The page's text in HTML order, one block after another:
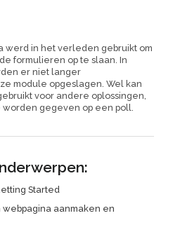
werd in het verleden gebruikt om
formulieren op te slaan. In
er niet langer
module opgeslagen. Wel kan
voor andere oplossingen,
gegeven op een poll.
Started
webpagina aanmaken en